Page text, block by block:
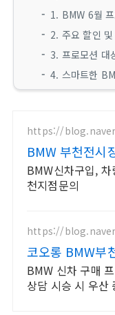
1. BMW 6월
2. 주요 할인
3. 프로모션 대
4. 스마트한
https://
BMW 부천전시
원
BMW신차구입,
천지점문의
https://
코오롱 BMW부
고 확실한 사후
BMW 신차 구매
상담 시승 시 우산